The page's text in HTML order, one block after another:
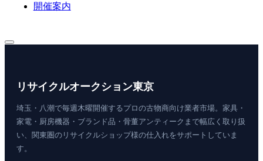
開催案内
リサイクルオークション東京
埼玉・八潮で毎週木曜開催するプロの古物商向け業者市場。家具・
家電・厨房機器・ブランド品・骨董アンティークまで幅広く取り扱
い、関東圏のリサイクルショップ様の仕入れをサポートしていま
す。